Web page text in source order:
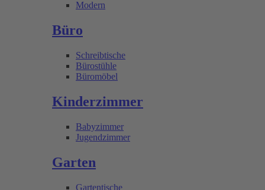
Modern
Büro
Schreibtische
Bürostühle
Büromöbel
Kinderzimmer
Babyzimmer
Jugendzimmer
Garten
Gartentische